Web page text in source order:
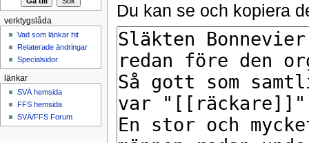
Du kan se och kopiera
verktygslåda
Vad som länkar hit
Relaterade ändringar
Specialsidor
länkar
SVÄ hemsida
FFS hemsida
SVÄ/FFS Forum